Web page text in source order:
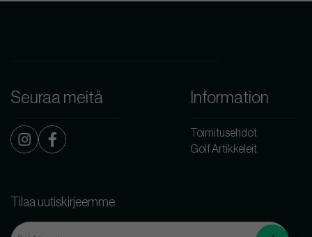
Seuraa meitä Information
Toimitusehdot
Golf Artikkeleit
Tilaa uutiskirjeemme